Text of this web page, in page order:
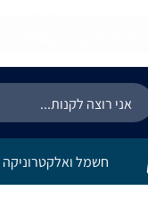
חשמל ואלקטרוניקה